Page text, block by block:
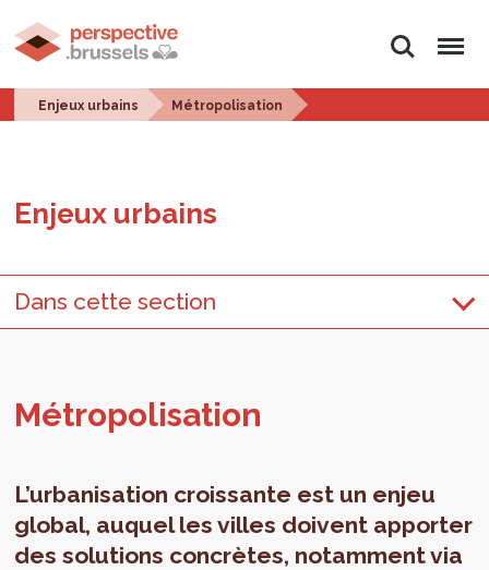
Rechercher
Menu
Enjeux urbains Métropolisation
Enjeux urbains
Dans cette section
Métro­po­li­sa­tion
L’urbanisation croissante est un enjeu
global, auquel les villes doivent apporter
des solutions concrètes, notamment via